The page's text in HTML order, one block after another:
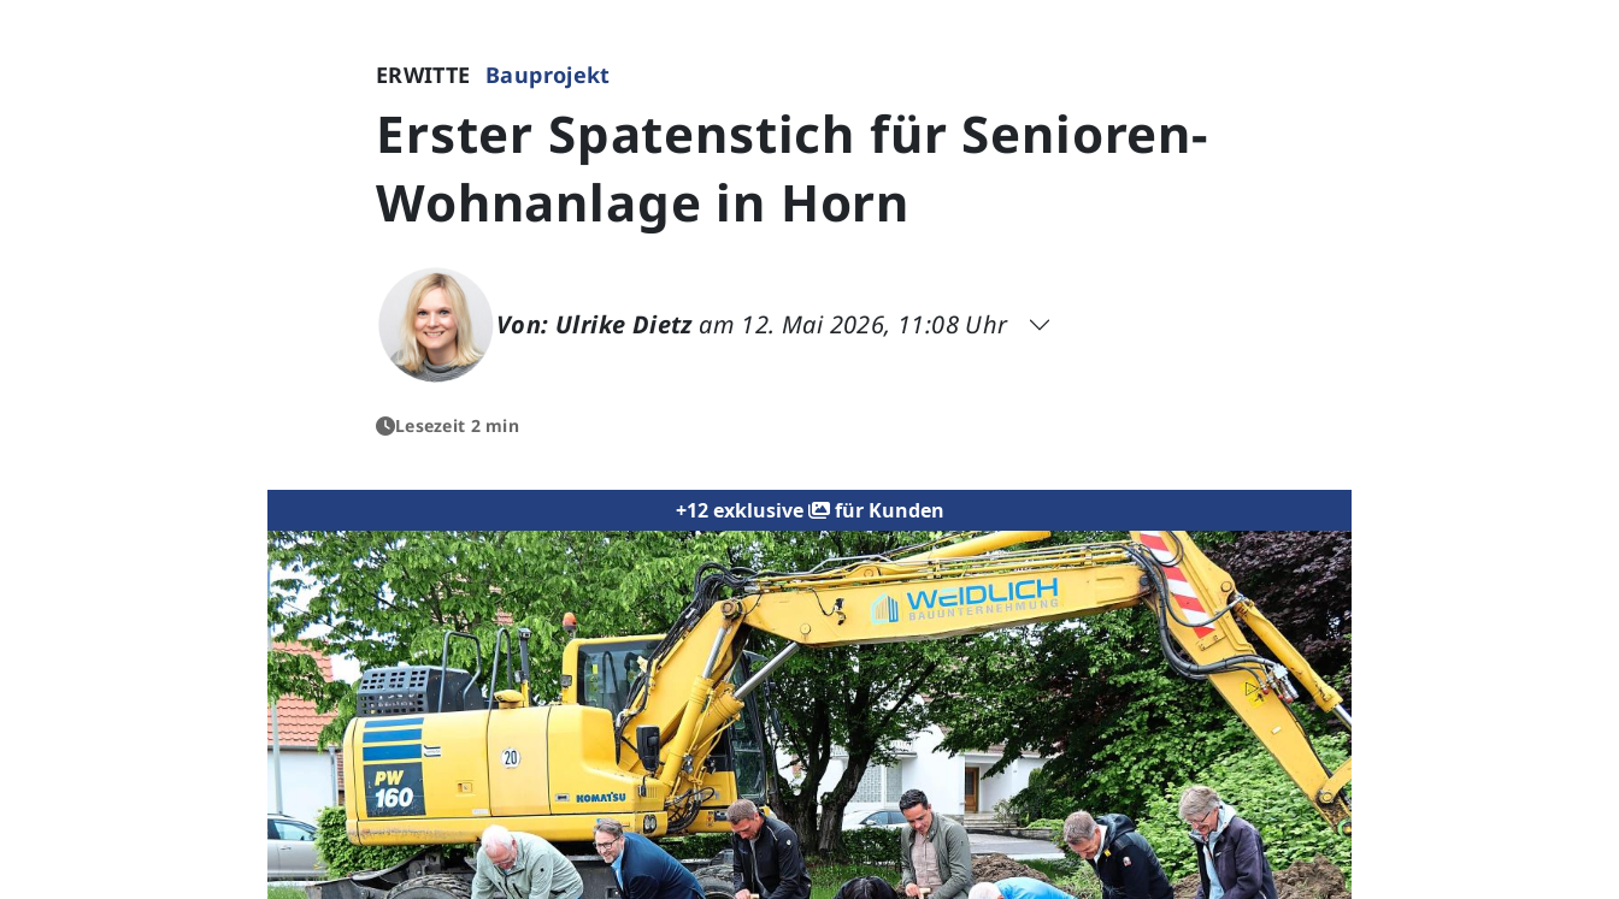
ERWITTE Bauprojekt
Erster Spatenstich für Senioren-
Wohnanlage in Horn
Von: Ulrike Dietz am 12. Mai 2026, 11:08 Uhr
Lesezeit 2 min
+12 exklusive für Kunden